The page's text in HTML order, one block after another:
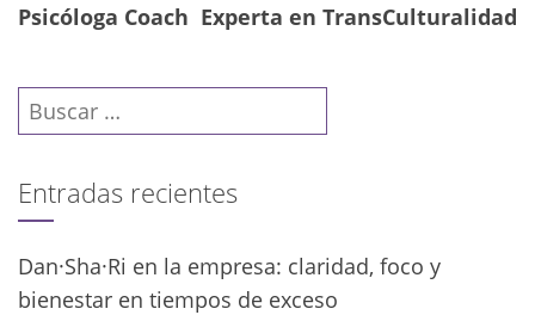
Psicóloga Coach Experta en TransCulturalidad
Buscar:
Entradas recientes
Dan·Sha·Ri en la empresa: claridad, foco y
bienestar en tiempos de exceso